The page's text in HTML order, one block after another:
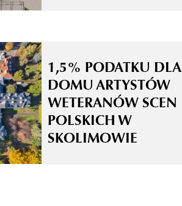
1,5% PODATKU DLA
DOMU ARTYSTÓW
WETERANÓW SCEN
POLSKICH W
SKOLIMOWIE